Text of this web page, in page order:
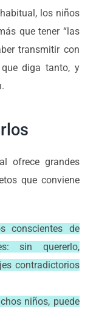
los niños
que tener “las
transmitir con
diga tanto, y
ofrece grandes
que conviene
conscientes de
sin quererlo,
contradictorios
niños, puede